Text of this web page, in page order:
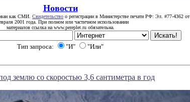
Новости
как СМИ. Свидетельство о регистрации в Министерстве печати РФ: Эл. #77-4362 от
2001 года. При полном или частичном использовании
материалов ссылка на www.pereplet.ru обязательна.
Тип запроса: "И" "Или"
землю со скоростью 3,6 сантиметра в год